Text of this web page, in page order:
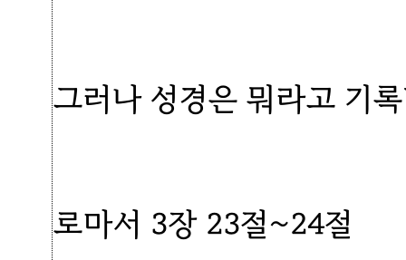
그러나 성경은 뭐라고 기
로마서 3장 23절~24절